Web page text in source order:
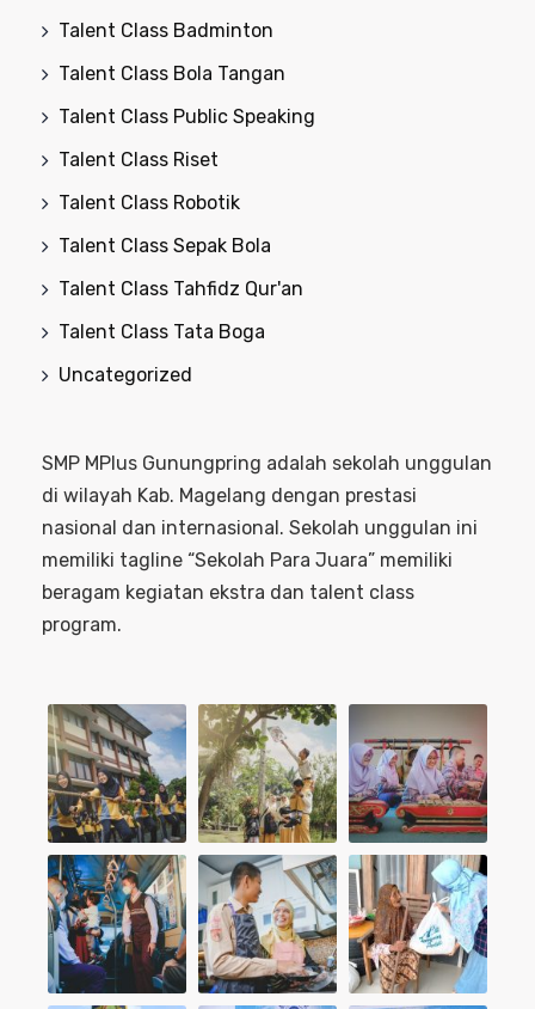
Talent Class Badminton
Talent Class Bola Tangan
Talent Class Public Speaking
Talent Class Riset
Talent Class Robotik
Talent Class Sepak Bola
Talent Class Tahfidz Qur'an
Talent Class Tata Boga
Uncategorized
SMP MPlus Gunungpring adalah sekolah unggulan
di wilayah Kab. Magelang dengan prestasi
nasional dan internasional. Sekolah unggulan ini
memiliki tagline “Sekolah Para Juara” memiliki
beragam kegiatan ekstra dan talent class
program.